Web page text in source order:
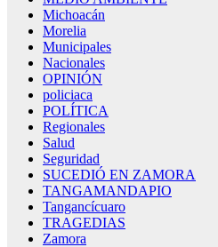
Michoacán
Morelia
Municipales
Nacionales
OPINIÓN
policiaca
POLÍTICA
Regionales
Salud
Seguridad
SUCEDIÓ EN ZAMORA
TANGAMANDAPIO
Tangancícuaro
TRAGEDIAS
Zamora